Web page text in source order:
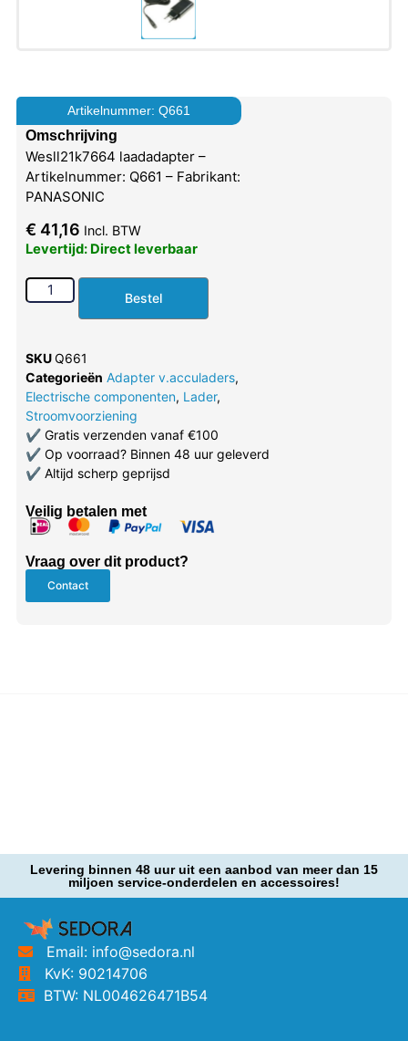
Artikelnummer: Q661
Omschrijving
Wesll21k7664 laadadapter –
Artikelnummer: Q661 – Fabrikant:
PANASONIC
€ 41,16 Incl. BTW
Levertijd: Direct leverbaar
Bestel
SKUQ661
Categorieën Adapter v.acculaders,
Electrische componenten, Lader,
Stroomvoorziening
✔Gratis verzenden vanaf €100
✔Op voorraad? Binnen 48 uur geleverd
✔Altijd scherp geprijsd
Veilig betalen met
Vraag over dit product?
Contact
Levering binnen 48 uur uit een aanbod van meer dan 15
miljoen service-onderdelen en accessoires!
Email: info@sedora.nl
KvK: 90214706
BTW: NL004626471B54